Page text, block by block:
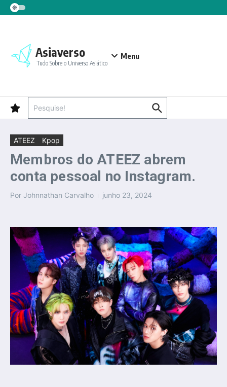
Ir para o conteúdo
Asiaverso
Tudo Sobre o Universo Asiático
Menu
ATEEZ Kpop
Membros do ATEEZ abrem
conta pessoal no Instagram.
Por Johnnathan Carvalho junho 23, 2024